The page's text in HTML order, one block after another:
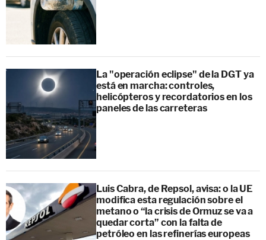
La "operación eclipse" de la DGT ya
está en marcha: controles,
helicópteros y recordatorios en los
paneles de las carreteras
Luis Cabra, de Repsol, avisa: o la UE
modifica esta regulación sobre el
metano o “la crisis de Ormuz se va a
quedar corta” con la falta de
petróleo en las refinerías europeas